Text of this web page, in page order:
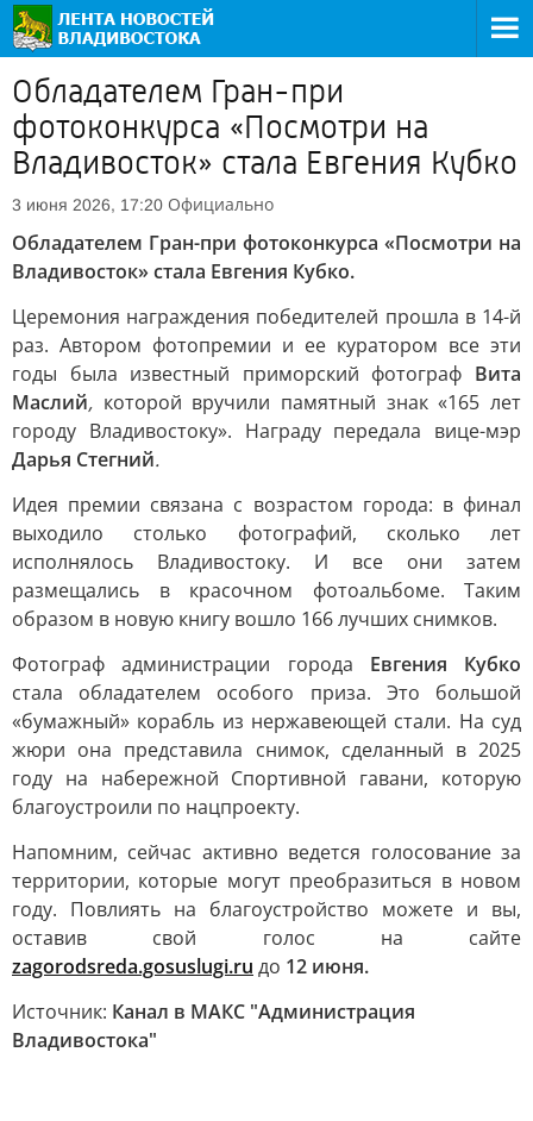
Обладателем Гран-при
фотоконкурса «Посмотри на
Владивосток» стала Евгения Кубко
3 июня 2026, 17:20 Официально
Обладателем Гран-при фотоконкурса «Посмотри на
Владивосток» стала Евгения Кубко.
Церемония награждения победителей прошла в 14-й
раз. Автором фотопремии и ее куратором все эти
годы была известный приморский фотограф Вита
Маслий, которой вручили памятный знак «165 лет
городу Владивостоку». Награду передала вице-мэр
Дарья Стегний.
Идея премии связана с возрастом города: в финал
выходило столько фотографий, сколько лет
исполнялось Владивостоку. И все они затем
размещались в красочном фотоальбоме. Таким
образом в новую книгу вошло 166 лучших снимков.
Фотограф администрации города Евгения Кубко
стала обладателем особого приза. Это большой
«бумажный» корабль из нержавеющей стали. На суд
жюри она представила снимок, сделанный в 2025
году на набережной Спортивной гавани, которую
благоустроили по нацпроекту.
Напомним, сейчас активно ведется голосование за
территории, которые могут преобразиться в новом
году. Повлиять на благоустройство можете и вы,
оставив свой голос на сайте
zagorodsreda.gosuslugi.ru до 12 июня.
Источник: Канал в МАКС "Администрация
Владивостока"